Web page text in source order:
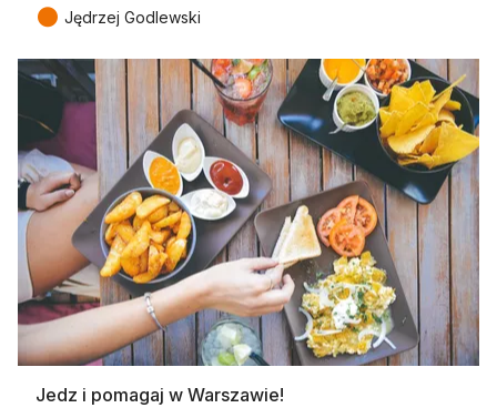
● Jędrzej Godlewski
Jedz i pomagaj w Warszawie!